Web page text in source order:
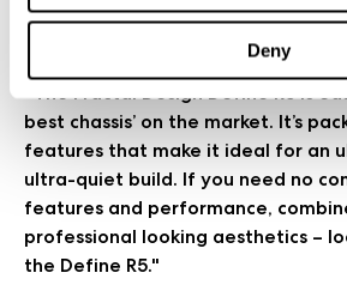
Deny
"The Fractal Design Define R5 is
best chassis’ on the market. It’s
features that make it ideal for an
ultra-quiet build. If you need no
features and performance,
professional looking aesthetics –
the Define R5."